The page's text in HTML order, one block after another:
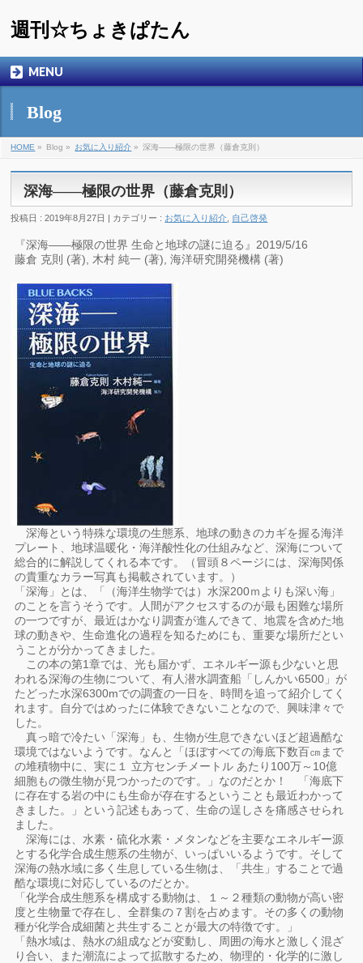
週刊☆ちょきぱたん
MENU
Blog
HOME » Blog » お気に入り紹介 » 深海――極限の世界（藤倉克則）
深海――極限の世界（藤倉克則）
投稿日 : 2019年8月27日 | カテゴリー : お気に入り紹介 自己啓発
『深海――極限の世界 生命と地球の謎に迫る』2019/5/16
藤倉 克則 (著), 木村 純一 (著), 海洋研究開発機構 (著)
深海という特殊な環境の生態系、地球の動きのカギを握る海洋
プレート、地球温暖化・海洋酸性化の仕組みなど、深海について
総合的に解説してくれる本です。（冒頭８ページには、深海関係
の貴重なカラー写真も掲載されています。）
「深海」とは、「（海洋生物学では）水深200ｍよりも深い海」
のことを言うそうです。人間がアクセスするのが最も困難な場所
の一つですが、最近はかなり調査が進んできて、地震を含めた地
球の動きや、生命進化の過程を知るためにも、重要な場所だとい
うことが分かってきました。
この本の第1章では、光も届かず、エネルギー源も少ないと思
われる深海の生物について、有人潜水調査船「しんかい6500」が
たどった水深6300mでの調査の一日を、時間を追って紹介してく
れます。自分ではめったに体験できないことなので、興味津々で
した。
真っ暗で冷たい「深海」も、生物が生息できないほど超過酷な
環境ではないようです。なんと「ほぼすべての海底下数百㎝まで
の堆積物中に、実に１ 立方センチメートル あたり100万～10億
細胞もの微生物が見つかったのです。」なのだとか！ 「海底下
に存在する岩の中にも生命が存在するということも最近わかって
きました。」という記述もあって、生命の逞しさを痛感させられ
ました。
深海には、水素・硫化水素・メタンなどを主要なエネルギー源
とする化学合成生態系の生物が、いっぱいいるようです。そして
深海の熱水域に多く生息している生物は、「共生」することで過
酷な環境に対応しているのだとか。
「化学合成生態系を構成する動物は、１～２種類の動物が高い密
度と生物量で存在し、全群集の７割を占めます。その多くの動物
種が化学合成細菌と共生することが最大の特徴です。」
「熱水域は、熱水の組成などが変動し、周囲の海水と激しく混ざ
り合い、また潮流によって拡散するため、物理的・化学的に激し